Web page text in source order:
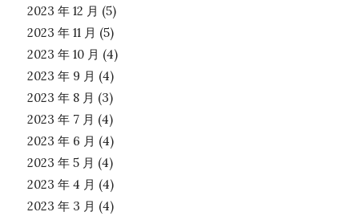
2023 年 12 月 (5)
2023 年 11 月 (5)
2023 年 10 月 (4)
2023 年 9 月 (4)
2023 年 8 月 (3)
2023 年 7 月 (4)
2023 年 6 月 (4)
2023 年 5 月 (4)
2023 年 4 月 (4)
2023 年 3 月 (4)